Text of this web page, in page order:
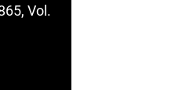
Vol.